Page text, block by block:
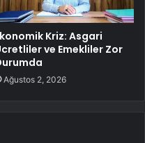
Kriz: Asgari
ve Emekliler Zor
Ağustos 2, 2026